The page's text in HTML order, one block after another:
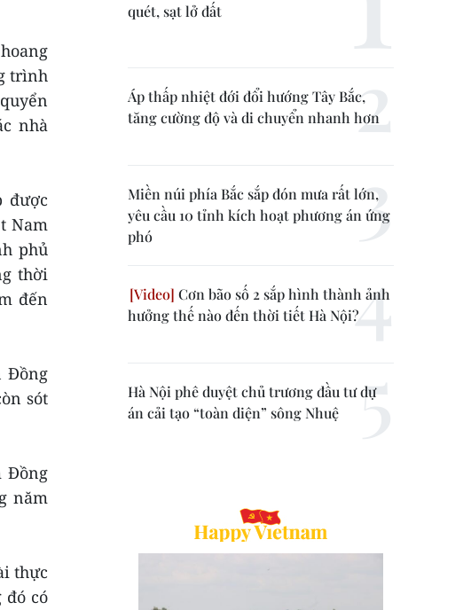
trình
nhà
được
Nam
phủ
thời
đến
Đồng
sót
Đồng
năm
thực
đó có
quét, sạt lở đất
Áp thấp nhiệt đới đổi hướng Tây Bắc,
tăng cường độ và di chuyển nhanh hơn
Miền núi phía Bắc sắp đón mưa rất lớn,
yêu cầu 10 tỉnh kích hoạt phương án ứng
phó
Cơn bão số 2 sắp hình thành ảnh
hưởng thế nào đến thời tiết Hà Nội?
Hà Nội phê duyệt chủ trương đầu tư dự
án cải tạo “toàn diện” sông Nhuệ